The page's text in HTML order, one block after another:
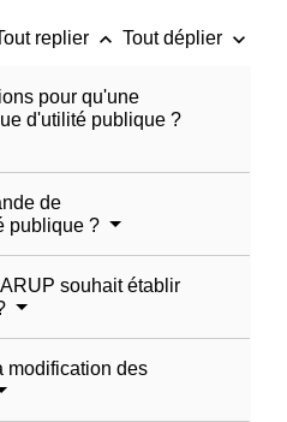
replier keyboard_arrow_up Tout déplier keyboard_arrow_down
pour qu'une
d'utilité publique ?
de
publique ?
souhait établir
modification des